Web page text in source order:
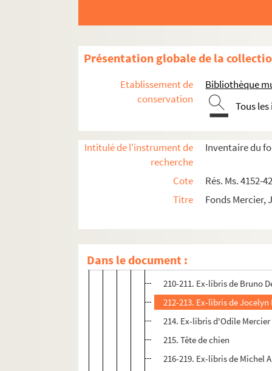
Présentation globale de la
Etablissement de
conservation
Bibliothèque
Tous
Intitulé de l'instrument de
recherche
Inventaire du
Cote
Rés. Ms. 4152-
Titre
Fonds Mercier,
Dans le document :
192. Ex-libris de R.
194-197. Ex-libris de Marie
198. Ex-libris de Florence
200. Ex-libris de Max Bayard
203-206. Ex-libris de
209. Ex-libris de Paul Pfister
210-211. Ex-libris de Bruno
212-213. Ex-libris de Jocelyn
214. Ex-libris d'Odile Mercier
215. Tête de chien
216-219. Ex-libris de Michel